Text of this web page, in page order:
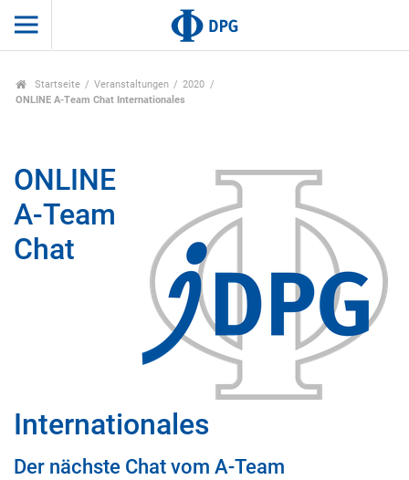
Startseite Veranstaltungen
2020
ONLINE A-Team Chat Internationales
ONLINE
A-Team
Chat
Internationales
Der nächste Chat vom A-Team